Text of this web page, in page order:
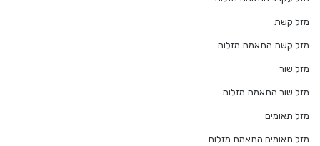
מזל קשת
מזל קשת התאמת מזלות
מזל שור
מזל שור התאמת מזלות
מזל תאומים
מזל תאומים התאמת מזלות